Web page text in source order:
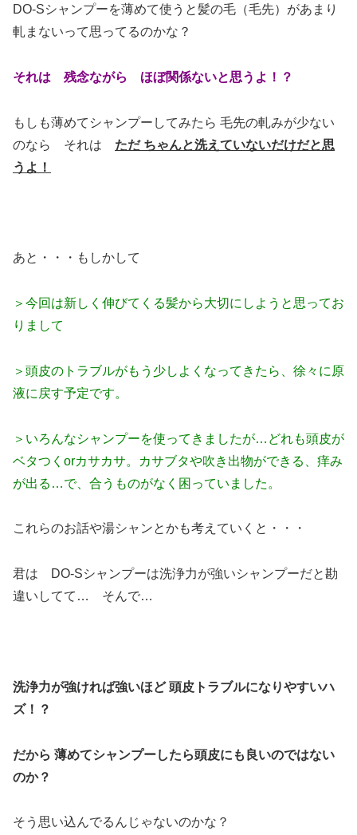
DO-Sシャンプーを薄めて使うと髪の毛（毛先）があまり
軋まないって思ってるのかな？
それは 残念ながら ほぼ関係ないと思うよ！？
もしも薄めてシャンプーしてみたら 毛先の軋みが少ない
のなら それは ただ ちゃんと洗えていないだけだと思
うよ！
あと・・・もしかして
＞今回は新しく伸びてくる髪から大切にしようと思ってお
りまして
＞頭皮のトラブルがもう少しよくなってきたら、徐々に原
液に戻す予定です。
＞いろんなシャンプーを使ってきましたが…どれも頭皮が
ベタつくorカサカサ。カサブタや吹き出物ができる、痒み
が出る…で、合うものがなく困っていました。
これらのお話や湯シャンとかも考えていくと・・・
君は DO-Sシャンプーは洗浄力が強いシャンプーだと勘
違いしてて… そんで…
洗浄力が強ければ強いほど 頭皮トラブルになりやすいハ
ズ！？
だから 薄めてシャンプーしたら頭皮にも良いのではない
のか？
そう思い込んでるんじゃないのかな？